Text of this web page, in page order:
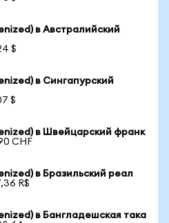
в Австралийский
$
в Сингапурский
$
в Швейцарский франк
CHF
в Бразильский реал
R$
в Бангладешская така